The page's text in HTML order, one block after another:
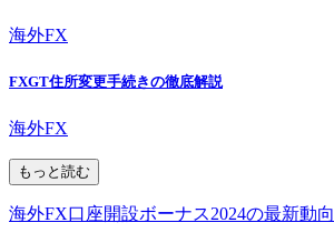
海外FX
FXGT住所変更手続きの徹底解説
海外FX
もっと読む
海外FX口座開設ボーナス2024の最新動向